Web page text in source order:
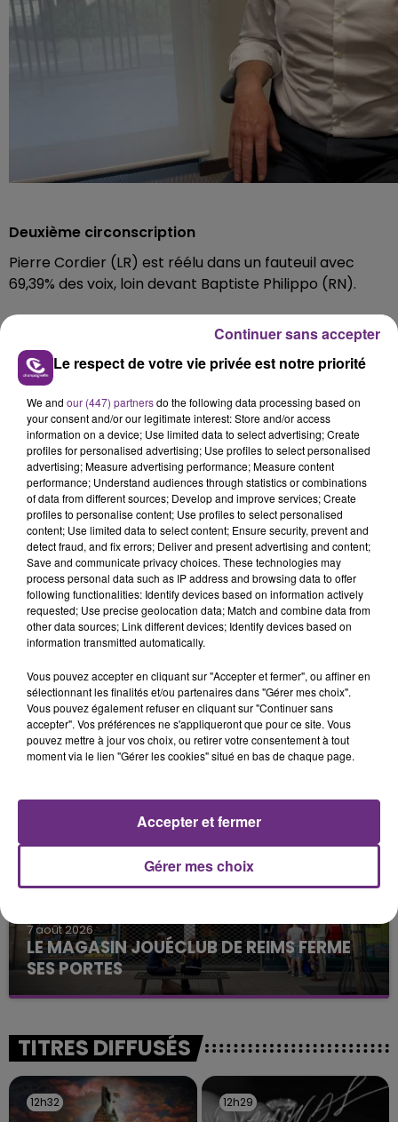
Deuxième circonscription
Pierre Cordier (LR) est réélu dans un fauteuil avec
69,39% des voix, loin devant Baptiste Philippo (RN).
Réélection sans problème également pour Jean-Luc
Warsmann (DVD) qui recueille 67,75% des voix face à
David Lemoine (RN).
FIL D'ACTU
7 août 2026
LA CENTRALE NUCLÉAIRE DE CHOOZ
TOUJOURS À L'ARRÊT
Cela fait déjà une semaine que la centrale
7 août 2026
LE MAGASIN JOUÉCLUB DE REIMS FERME
SES PORTES
C'était l'une des institutions du centre-ville
fermer ses portes.
TITRES DIFFUSÉS
12h32
12h32 12h29
12h29
Le respect de votre vie privée est notre priorité
We and our (447) partnersdo the following data processing based on
your consent and/or our legitimate interest: Store and/or access
information on a device; Use limited data to select advertising; Create
profiles for personalised advertising; Use profiles to select personalised
advertising; Measure advertising performance; Measure content
performance; Understand audiences through statistics or combinations
of data from different sources; Develop and improve services; Create
profiles to personalise content; Use profiles to select personalised
content; Use limited data to select content; Ensure security, prevent and
detect fraud, and fix errors; Deliver and present advertising and content;
Save and communicate privacy choices. These technologies may
process personal data such as IP address and browsing data to offer
following functionalities: Identify devices based on information actively
requested; Use precise geolocation data; Match and combine data from
other data sources; Link different devices; Identify devices based on
information transmitted automatically.
Vous pouvez accepter en cliquant sur "Accepter et fermer", ou affiner en
sélectionnant les finalités et/ou partenaires dans "Gérer mes choix".
Vous pouvez également refuser en cliquant sur "Continuer sans
accepter". Vos préférences ne s'appliqueront que pour ce site. Vous
pouvez mettre à jour vos choix, ou retirer votre consentement à tout
moment via le lien "Gérer les cookies" situé en bas de chaque page.
Gérer mes choix
Accepter et fermer
Continuer sans accepter